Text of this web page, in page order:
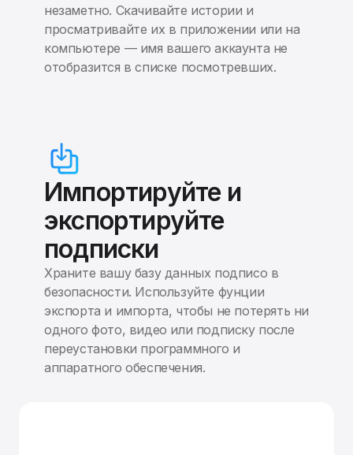
незаметно. Скачивайте истории и
просматривайте их в приложении или на
компьютере — имя вашего аккаунта не
отобразится в списке посмотревших.
Импортируйте и
экспортируйте
подписки
Храните вашу базу данных подписо в
безопасности. Используйте фунции
экспорта и импорта, чтобы не потерять ни
одного фото, видео или подписку после
переустановки программного и
аппаратного обеспечения.